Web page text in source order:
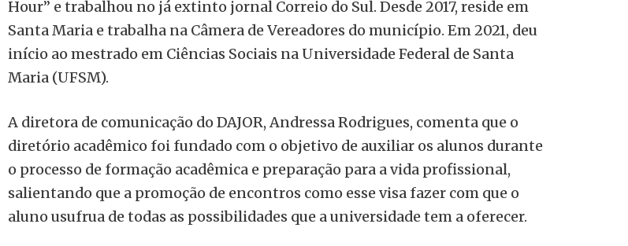
Hour” e trabalhou no já extinto jornal Correio do Sul. Desde 2017, reside em
Santa Maria e trabalha na Câmera de Vereadores do município. Em 2021, deu
início ao mestrado em Ciências Sociais na Universidade Federal de Santa
Maria (UFSM).
A diretora de comunicação do DAJOR, Andressa Rodrigues, comenta que o
diretório acadêmico foi fundado com o objetivo de auxiliar os alunos durante
o processo de formação acadêmica e preparação para a vida profissional,
salientando que a promoção de encontros como esse visa fazer com que o
aluno usufrua de todas as possibilidades que a universidade tem a oferecer.